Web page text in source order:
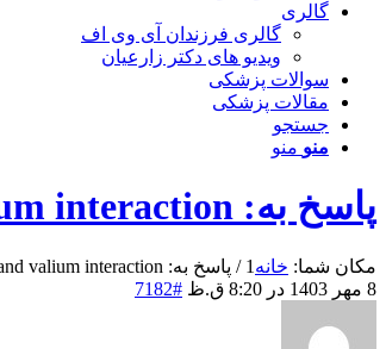
گالری
گالری فرزندان آی وی اف
ویدیو های دکتر زارعیان
سوالات پزشکی
مقالات پزشکی
جستجو
منو منو
پاسخ به: Bentyl Ireland, Bentyl and valium interaction
مکان شما: خانه 1
/ پاسخ به: Bentyl Ireland, Bentyl and valium interaction
8 مهر 1403 در 8:20 ق.ظ
#7182